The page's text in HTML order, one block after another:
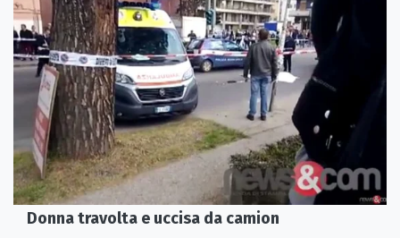
Donna travolta e uccisa da camion